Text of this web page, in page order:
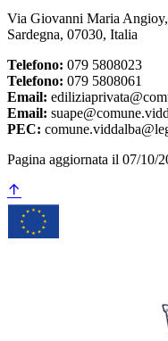
Via Giovanni Maria
Sardegna, 07030, Italia
Telefono: 079 5808023
Telefono: 079 5808061
Email:
Email:
PEC:
Pagina aggiornata il 07/10/